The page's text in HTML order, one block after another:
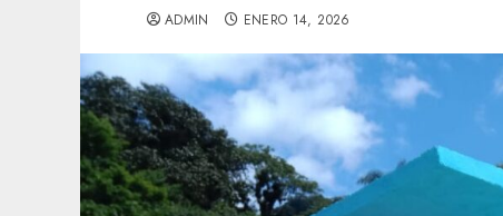
ADMIN ENERO 14, 2026